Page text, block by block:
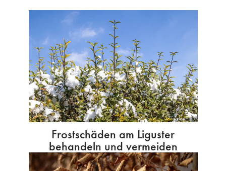
Frostschäden am Liguster
behandeln und vermeiden